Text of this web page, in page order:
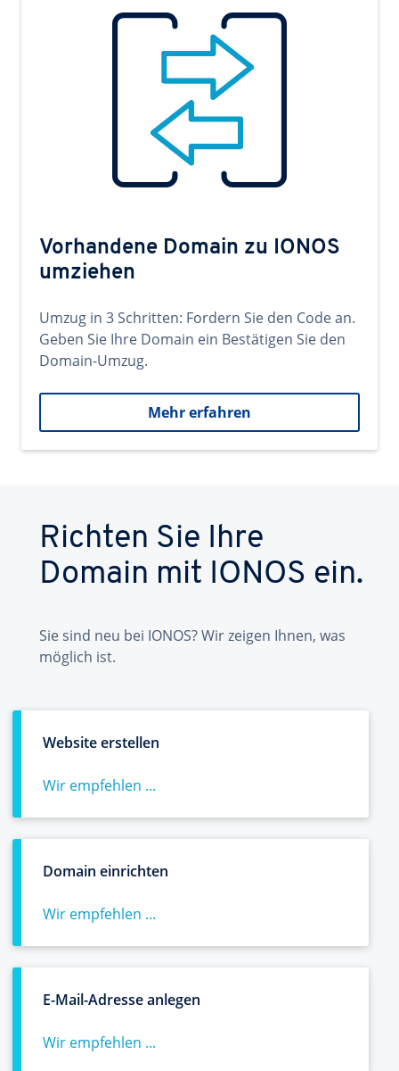
Vorhandene Domain zu IONOS
umziehen
Umzug in 3 Schritten: Fordern Sie den Code an.
Geben Sie Ihre Domain ein Bestätigen Sie den
Domain-Umzug.
Mehr erfahren
Richten Sie Ihre
Domain mit IONOS ein.
Sie sind neu bei IONOS? Wir zeigen Ihnen, was
möglich ist.
Website erstellen
Wir empfehlen ...
Domain einrichten
Wir empfehlen ...
E-Mail-Adresse anlegen
Wir empfehlen ...